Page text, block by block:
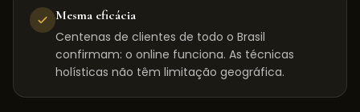
Mesma eficácia
Centenas de clientes de todo o Brasil
confirmam: o online funciona. As técnicas
holísticas não têm limitação geográfica.